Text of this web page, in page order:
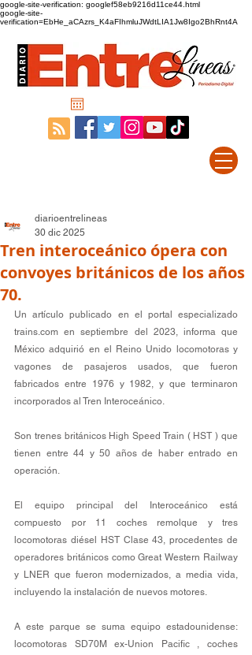
google-site-verification: googlef58eb9216d11ce44.html
google-site-
verification=EbHe_aCAzrs_K4aFIhmluJWdtLIA1Jw8Igo2BhRnt4A
Tren interoceánico ópera con
convoyes británicos de los años
70.
diarioentrelineas
30 dic 2025
trains.com en septiembre del 2023, informa que
México adquirió en el Reino Unido locomotoras y
vagones de pasajeros usados, que fueron
fabricados entre 1976 y 1982, y que terminaron
incorporados al Tren Interoceánico.
Son trenes británicos High Speed ​​Train ( HST ) que
tienen entre 44 y 50 años de haber entrado en
operación.
El equipo principal del Interoceánico está
compuesto por 11 coches remolque y tres
locomotoras diésel HST Clase 43, procedentes de
operadores británicos como Great Western Railway
y LNER que fueron modernizados, a media vida,
incluyendo la instalación de nuevos motores.
A este parque se suma equipo estadounidense:
locomotoras SD70M ex-Union Pacific , coches